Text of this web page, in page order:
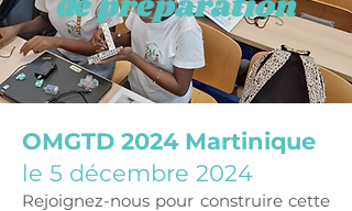
OMGTD 2024 Martinique
le 5 décembre 2024
Rejoignez-nous pour construire cette